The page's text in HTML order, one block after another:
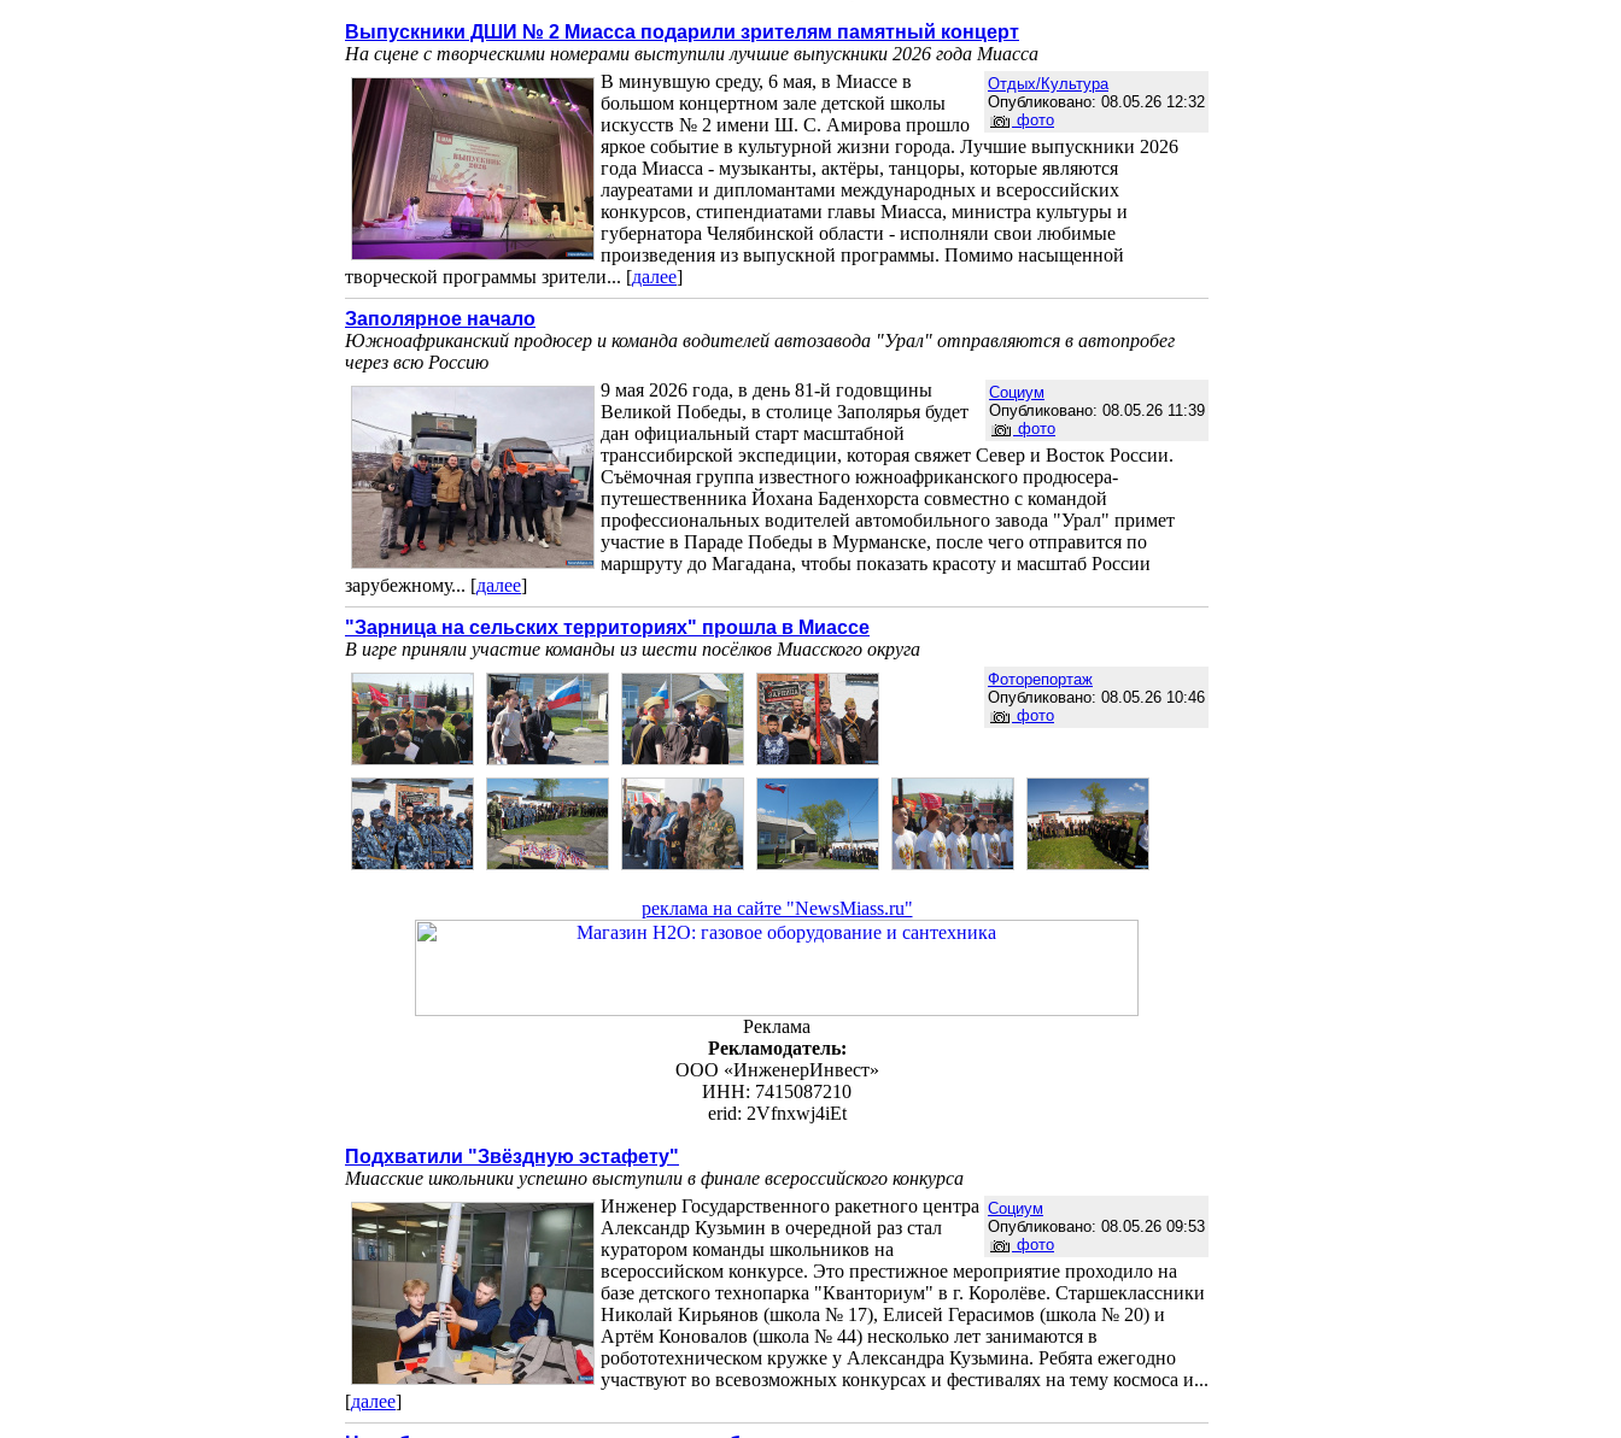
Выпускники ДШИ № 2 Миасса подарили зрителям памятный концерт
На сцене с творческими номерами выступили лучшие выпускники 2026 года Миасса
Отдых/Культура
Опубликовано: 08.05.26 12:32
фото
В минувшую среду, 6 мая, в Миассе в
большом концертном зале детской школы
искусств № 2 имени Ш. С. Амирова прошло
яркое событие в культурной жизни города. Лучшие выпускники 2026
года Миасса - музыканты, актёры, танцоры, которые являются
лауреатами и дипломантами международных и всероссийских
конкурсов, стипендиатами главы Миасса, министра культуры и
губернатора Челябинской области - исполняли свои любимые
произведения из выпускной программы. Помимо насыщенной
творческой программы зрители... [далее]
Заполярное начало
Южноафриканский продюсер и команда водителей автозавода "Урал" отправляются в автопробег
через всю Россию
Социум
Опубликовано: 08.05.26 11:39
фото
9 мая 2026 года, в день 81-й годовщины
Великой Победы, в столице Заполярья будет
дан официальный старт масштабной
транссибирской экспедиции, которая свяжет Север и Восток России.
Съёмочная группа известного южноафриканского продюсера-
путешественника Йохана Баденхорста совместно с командой
профессиональных водителей автомобильного завода "Урал" примет
участие в Параде Победы в Мурманске, после чего отправится по
маршруту до Магадана, чтобы показать красоту и масштаб России
зарубежному... [далее]
"Зарница на сельских территориях" прошла в Миассе
В игре приняли участие команды из шести посёлков Миасского округа
Фоторепортаж
Опубликовано: 08.05.26 10:46
фото
реклама на сайте "NewsMiass.ru"
Реклама
Рекламодатель:
ООО «ИнженерИнвест»
ИНН: 7415087210
erid: 2Vfnxwj4iEt
Подхватили "Звёздную эстафету"
Миасские школьники успешно выступили в финале всероссийского конкурса
Социум
Опубликовано: 08.05.26 09:53
фото
Инженер Государственного ракетного центра
Александр Кузьмин в очередной раз стал
куратором команды школьников на
всероссийском конкурсе. Это престижное мероприятие проходило на
базе детского технопарка "Кванториум" в г. Королёве. Старшеклассники
Николай Кирьянов (школа № 17), Елисей Герасимов (школа № 20) и
Артём Коновалов (школа № 44) несколько лет занимаются в
робототехническом кружке у Александра Кузьмина. Ребята ежегодно
участвуют во всевозможных конкурсах и фестивалях на тему космоса и...
[далее]